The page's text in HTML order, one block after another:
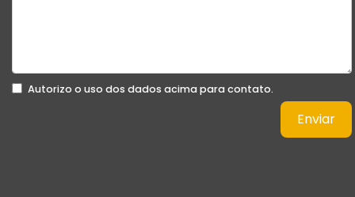
Autorizo o uso dos dados acima para contato.
Enviar